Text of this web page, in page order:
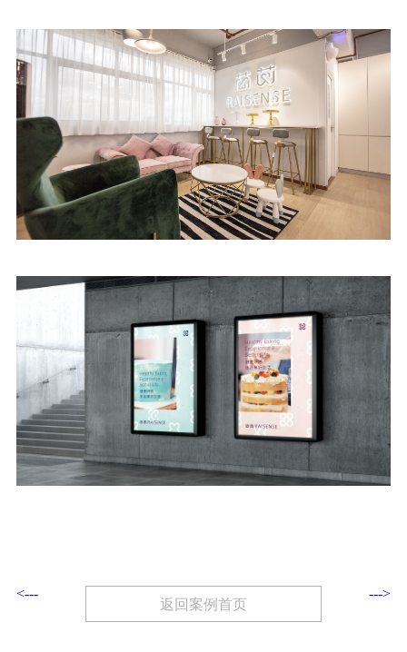
<--- --->
返回案例首页